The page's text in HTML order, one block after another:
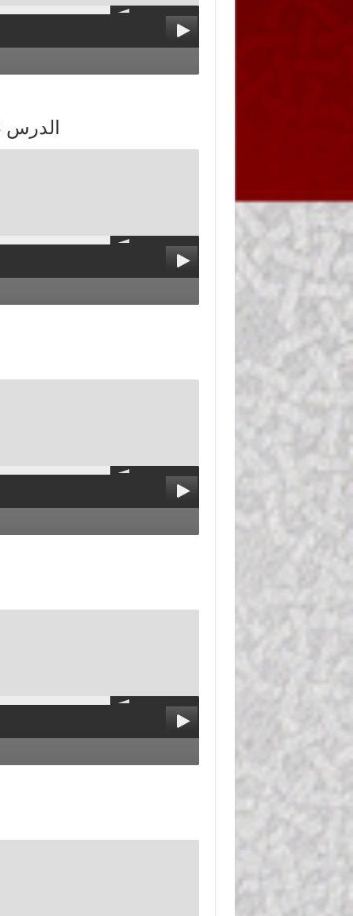
الدرس 3 : اعتقاد أهل الحلول والاتحاد من الشرك